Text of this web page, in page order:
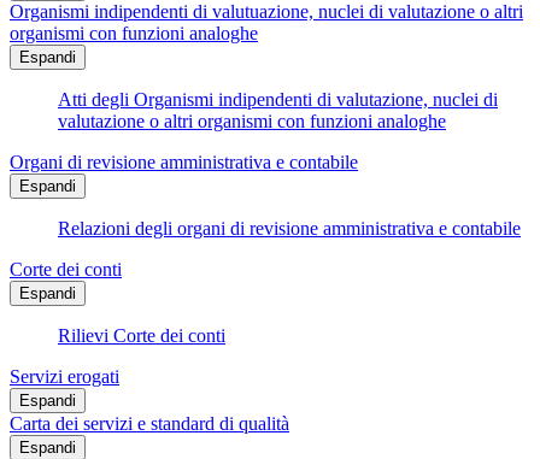
Organismi indipendenti di valutuazione, nuclei di valutazione o altri
organismi con funzioni analoghe
Espandi
Atti degli Organismi indipendenti di valutazione, nuclei di
valutazione o altri organismi con funzioni analoghe
Organi di revisione amministrativa e contabile
Espandi
Relazioni degli organi di revisione amministrativa e contabile
Corte dei conti
Espandi
Rilievi Corte dei conti
Servizi erogati
Espandi
Carta dei servizi e standard di qualità
Espandi